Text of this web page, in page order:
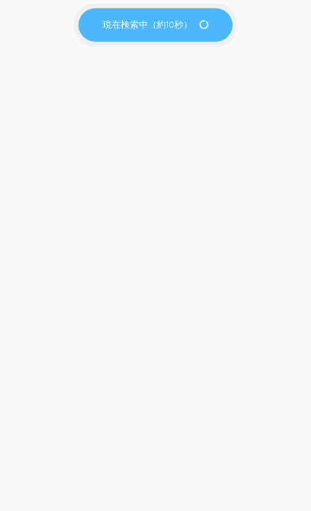
現在検索中（約10秒）